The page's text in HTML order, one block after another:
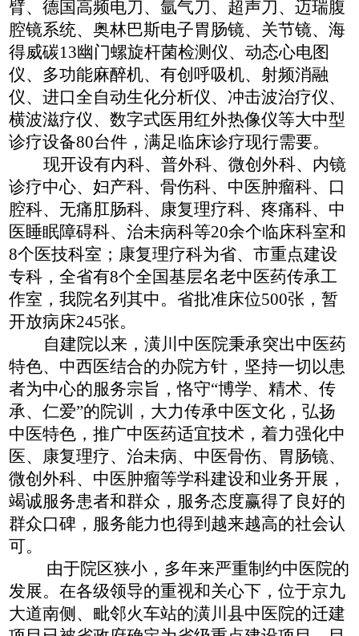
臂、德国高频电刀、氩气刀、超声刀、迈瑞腹
腔镜系统、奥林巴斯电子胃肠镜、关节镜、海
得威碳13幽门螺旋杆菌检测仪、动态心电图
仪、多功能麻醉机、有创呼吸机、射频消融
仪、进口全自动生化分析仪、冲击波治疗仪、
横波滋疗仪、数字式医用红外热像仪等大中型
诊疗设备80台件，满足临床诊疗现行需要。
现开设有内科、普外科、微创外科、内镜
诊疗中心、妇产科、骨伤科、中医肿瘤科、口
腔科、无痛肛肠科、康复理疗科、疼痛科、中
医睡眠障碍科、治未病科等20余个临床科室和
8个医技科室；康复理疗科为省、市重点建设
专科，全省有8个全国基层名老中医药传承工
作室，我院名列其中。省批准床位500张，暂
开放病床245张。
自建院以来，潢川中医院秉承突出中医药
特色、中西医结合的办院方针，坚持一切以患
者为中心的服务宗旨，恪守“博学、精术、传
承、仁爱”的院训，大力传承中医文化，弘扬
中医特色，推广中医药适宜技术，着力强化中
医、康复理疗、治未病、中医骨伤、胃肠镜、
微创外科、中医肿瘤等学科建设和业务开展，
竭诚服务患者和群众，服务态度赢得了良好的
群众口碑，服务能力也得到越来越高的社会认
可。
由于院区狭小，多年来严重制约中医院的
发展。在各级领导的重视和关心下，位于京九
大道南侧、毗邻火车站的潢川县中医院的迁建